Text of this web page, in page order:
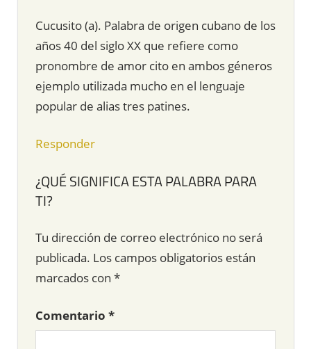
Cucusito (a). Palabra de origen cubano de los
años 40 del siglo XX que refiere como
pronombre de amor cito en ambos géneros
ejemplo utilizada mucho en el lenguaje
popular de alias tres patines.
Responder
¿QUÉ SIGNIFICA ESTA PALABRA PARA
TI?
Tu dirección de correo electrónico no será
publicada. Los campos obligatorios están
marcados con *
Comentario *